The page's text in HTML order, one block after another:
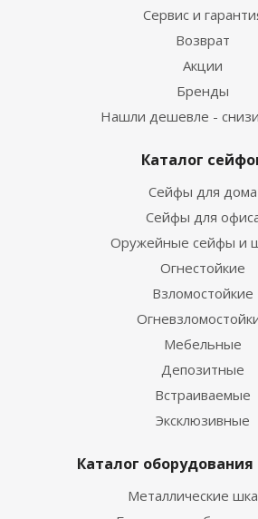
Сервис и
Возврат
Акции
Бренды
Нашли дешевле -
Каталог
Сейфы для дома
Сейфы для
Оружейные сейфы и
Огнестойкие
Взломостойкие
Мебельные
Депозитные
Встраиваемые
Эксклюзивные
Каталог
Металлические